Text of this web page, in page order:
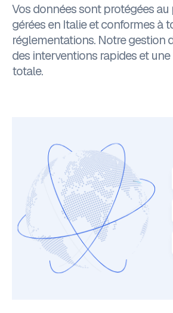
Vos données sont protégées
gérées en Italie et conformes à
réglementations. Notre gestion
des interventions rapides et
totale.